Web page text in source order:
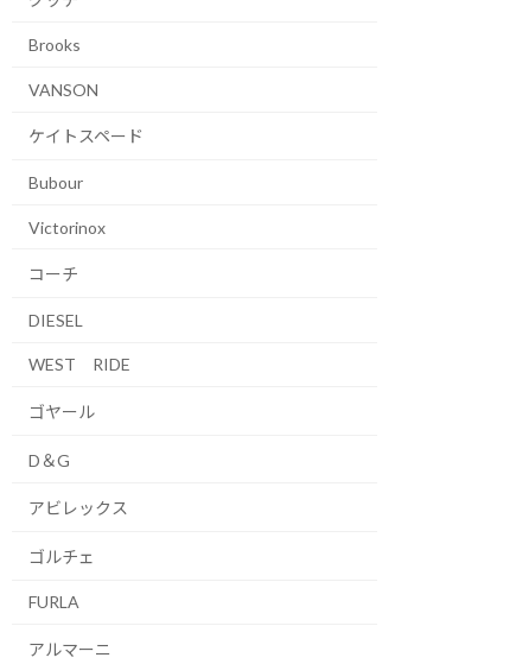
Brooks
VANSON
ケイトスペード
Bubour
Victorinox
コーチ
DIESEL
WEST RIDE
ゴヤール
D＆G
アビレックス
ゴルチェ
FURLA
アルマーニ